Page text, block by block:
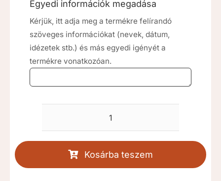
Egyedi információk megadása
Kérjük, itt adja meg a termékre felírandó
szöveges információkat (nevek, dátum,
idézetek stb.) és más egyedi igényét a
termékre vonatkozóan.
Bordó
keresztelő
Kosárba teszem